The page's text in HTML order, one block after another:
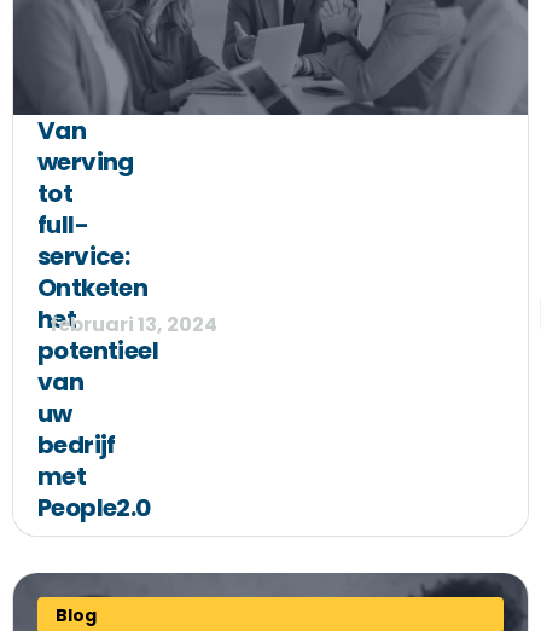
Van
werving
tot
full-
service:
Ontketen
het
potentieel
van
uw
bedrijf
met
People2.0
februari 13, 2024
Blog